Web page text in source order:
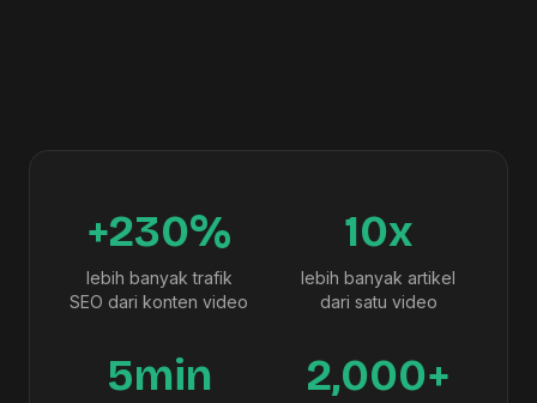
+230%
lebih banyak trafik
SEO dari konten video
10x
lebih banyak artikel
dari satu video
5min 2,000+